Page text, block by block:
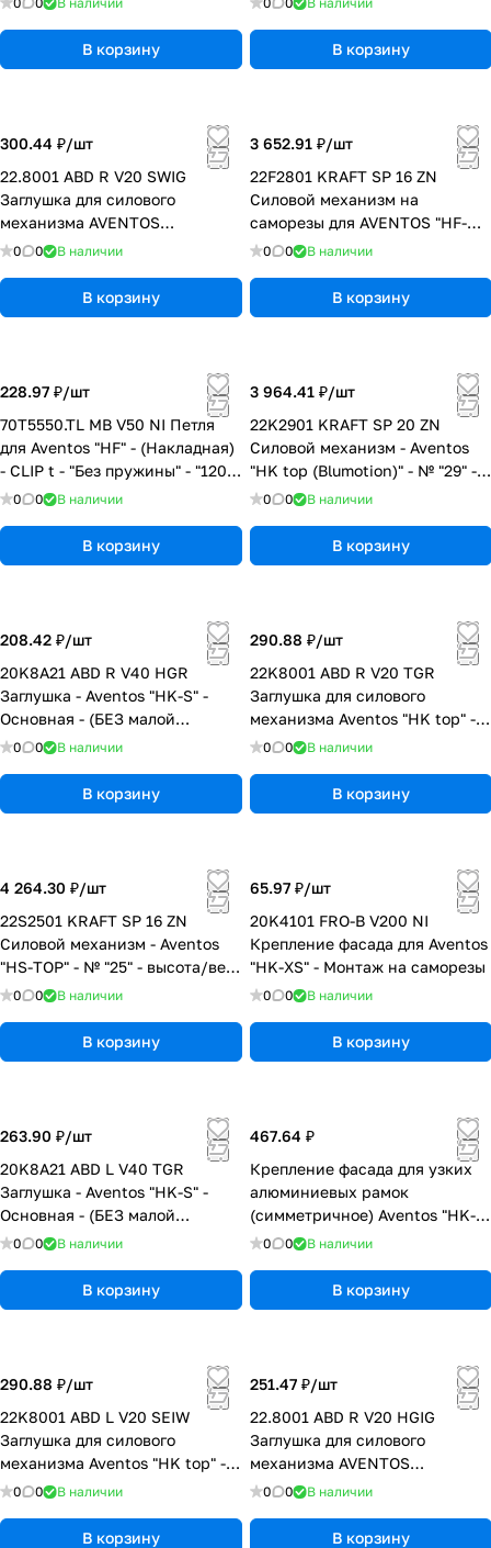
В корзину В корзину
300.44 ₽/шт
22.8001 ABD R V20 SWIG
Заглушка для силового
механизма AVENTOS
"HF/HS/HL-TOP" - (R) - Белый
0 0 В наличии
В корзину
3 652.91 ₽/шт
22F2801 KRAFT SP 16 ZN
Силовой механизм на
саморезы для AVENTOS "HF-
TOP" - № "28" - (КМ 2 шт. "10000
0 0 В наличии
В корзину
228.97 ₽/шт
70T5550.TL MB V50 NI Петля
для Aventos "HF" - (Накладная)
- CLIP t - "Без пружины" - "120°"
- Монтаж на саморезы
0 0 В наличии
В корзину
3 964.41 ₽/шт
22K2901 KRAFT SP 20 ZN
Силовой механизм - Aventos
"HK top (Blumotion)" - № "29" -
(КМ 2 шт = "3200 - 9000") - На
0 0 В наличии
В корзину
208.42 ₽/шт
20K8A21 ABD R V40 HGR
Заглушка - Aventos "HK-S" -
Основная - (БЕЗ малой
заглушки нерж. сталь) - (R) -
0 0 В наличии
В корзину
290.88 ₽/шт
22K8001 ABD R V20 TGR
Заглушка для силового
механизма Aventos "HK top" -
Основная - (БЕЗ малой
- (R) - Темно-серый
0 0 В наличии
В корзину
4 264.30 ₽/шт
22S2501 KRAFT SP 16 ZN
Силовой механизм - Aventos
"HS-TOP" - № "25" - высота/вес
от 480 мм (2,75-12,75 кг) до 660
0 0 В наличии
В корзину
65.97 ₽/шт
20K4101 FRO-B V200 NI
Крепление фасада для Aventos
"HK-XS" - Монтаж на саморезы
0 0 В наличии
В корзину
263.90 ₽/шт
20K8A21 ABD L V40 TGR
Заглушка - Aventos "HK-S" -
Основная - (БЕЗ малой
заглушки нерж. сталь) - (L) -
0 0 В наличии
В корзину
467.64 ₽
Крепление фасада для узких
алюминиевых рамок
(симметричное) Aventos "HK-
XS" - На шурупы (20)
0 0 В наличии
В корзину
290.88 ₽/шт
22K8001 ABD L V20 SEIW
Заглушка для силового
механизма Aventos "HK top" -
Основная - (БЕЗ малой
- (L) - Белый шелк
0 0 В наличии
В корзину
251.47 ₽/шт
22.8001 ABD R V20 HGIG
Заглушка для силового
механизма AVENTOS
"HF|HS|HL-TOP" - (R) - Светло-
0 0 В наличии
В корзину